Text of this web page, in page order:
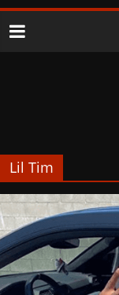
Lil Tim